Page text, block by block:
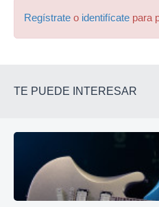
Regístrate o identifícate para
TE PUEDE INTERESAR